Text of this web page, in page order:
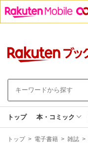
トップ 本・コミック
現
トップ > 電子書籍 > 雑誌 >